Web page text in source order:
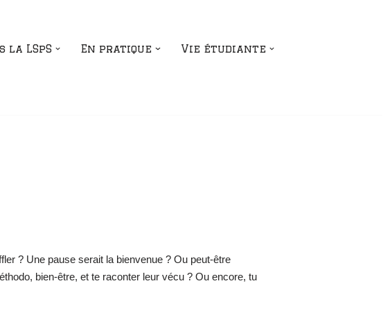
la LSpS En pratique
Vie étudiante
? Une pause serait la bienvenue ? Ou peut-être
bien-être, et te raconter leur vécu ? Ou encore, tu